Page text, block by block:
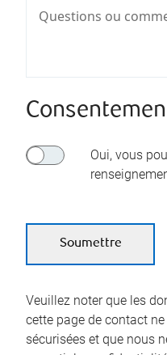
Oui, vous
Veuillez noter que les
cette page de contact
sécurisées et que nous